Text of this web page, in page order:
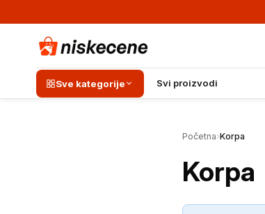
Sve kategorije Svi proizvodi
Početna›Korpa
Korpa